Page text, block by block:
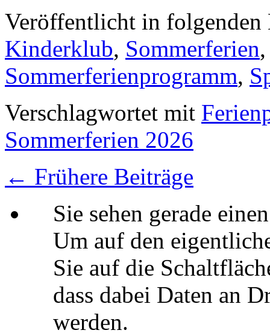
Veröffentlicht in folgenden
Kinderklub, Sommerferien
Sommerferienprogramm,
Verschlagwortet mit
Sommerferien 2026
← Frühere Beiträge
Sie sehen gerade
Um auf den
Sie auf die
dass dabei Daten an
werden.